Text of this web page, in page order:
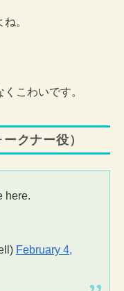
。
こわいです。
クナー役）
here.
February 4,